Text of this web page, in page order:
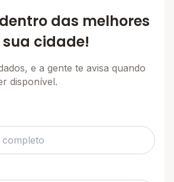
das melhores
cidade!
e a gente te avisa quando
disponível.